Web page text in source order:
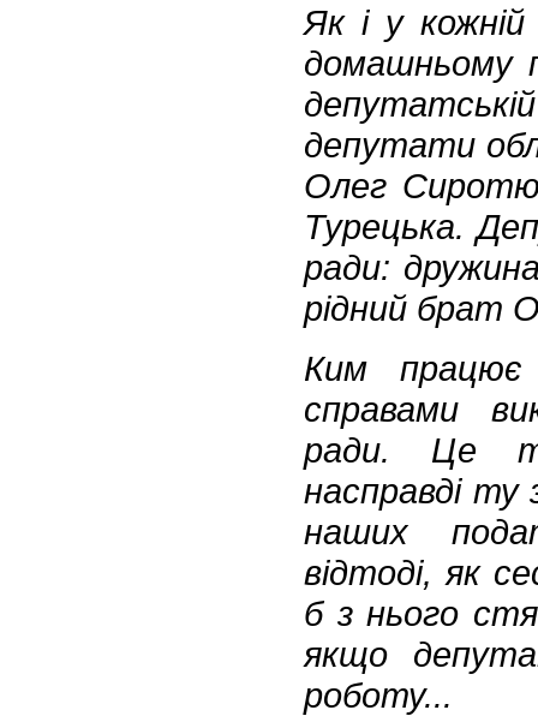
Як і у
домашньому
депутати
Олег
Турецька.
ради:
рідний брат
Ким
справами
ради. Це
насправді ту
наших
відтоді, як
б з нього
якщо
роботу...